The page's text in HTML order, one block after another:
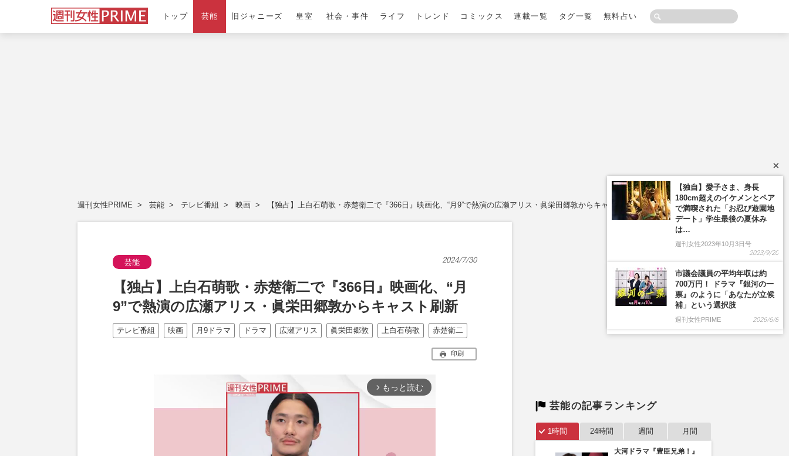
トップ 芸能 旧ジャニーズ 皇室 社会・事件 ライフ トレンド コミックス 連載一覧 タグ一覧 無料占い
週刊女性PRIME 芸能 テレビ番組 映画 【独占】上白石萌歌・赤楚衛二で『366日』映画化、“月9”で熱演の広瀬アリス・眞栄田郷敦からキャスト刷新
芸能 2024/7/30
【独占】上白石萌歌・赤楚衛二で『366日』映画化、“月
9”で熱演の広瀬アリス・眞栄田郷敦からキャスト刷新
テレビ番組 映画 月9ドラマ ドラマ 広瀬アリス 眞栄田郷敦 上白石萌歌 赤楚衛二
印刷
arrow_forward_ios もっと読む
芸能の記事ランキング
1時間 24時間 週間 月間
大河ドラマ『豊臣兄弟！』
×
【独自】愛子さま、身長
180cm超えのイケメンとペア
で満喫された「お忍び遊園地
デート」学生最後の夏休み
は…
週刊女性2023年10月3日号
2023/9/20
市議会議員の平均年収は約
700万円！ ドラマ『銀河の一
票』のように「あなたが立候
補」という選択肢
週刊女性PRIME 2026/6/8